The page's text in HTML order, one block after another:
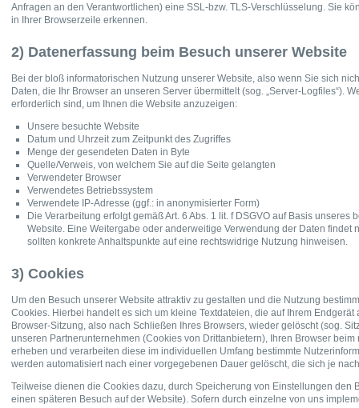
Anfragen an den Verantwortlichen) eine SSL-bzw. TLS-Verschlüsselung. Sie
in Ihrer Browserzeile erkennen.
2) Datenerfassung beim Besuch unserer Website
Bei der bloß informatorischen Nutzung unserer Website, also wenn Sie sich
Daten, die Ihr Browser an unseren Server übermittelt (sog. „Server-Logfiles“).
erforderlich sind, um Ihnen die Website anzuzeigen:
Unsere besuchte Website
Datum und Uhrzeit zum Zeitpunkt des Zugriffes
Menge der gesendeten Daten in Byte
Quelle/Verweis, von welchem Sie auf die Seite gelangten
Verwendeter Browser
Verwendetes Betriebssystem
Verwendete IP-Adresse (ggf.: in anonymisierter Form)
Die Verarbeitung erfolgt gemäß Art. 6 Abs. 1 lit. f DSGVO auf Basis
Website. Eine Weitergabe oder anderweitige Verwendung der Daten
sollten konkrete Anhaltspunkte auf eine rechtswidrige Nutzung hinweisen.
3) Cookies
Um den Besuch unserer Website attraktiv zu gestalten und die Nutzung
Cookies. Hierbei handelt es sich um kleine Textdateien, die auf Ihrem
Browser-Sitzung, also nach Schließen Ihres Browsers, wieder gelöscht (sog.
unseren Partnerunternehmen (Cookies von Drittanbietern), Ihren Browser
erheben und verarbeiten diese im individuellen Umfang bestimmte
werden automatisiert nach einer vorgegebenen Dauer gelöscht, die sich je
Teilweise dienen die Cookies dazu, durch Speicherung von Einstellungen
einen späteren Besuch auf der Website). Sofern durch einzelne von uns